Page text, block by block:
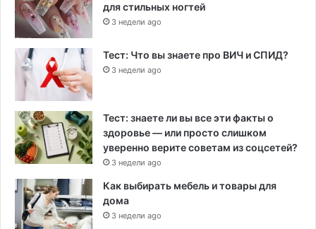
для стильных ногтей
3 недели ago
Тест: Что вы знаете про ВИЧ и СПИД?
3 недели ago
Тест: знаете ли вы все эти факты о
здоровье — или просто слишком
уверенно верите советам из соцсетей?
3 недели ago
Как выбирать мебель и товары для
дома
3 недели ago